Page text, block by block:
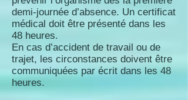
demi-journée d’absence. Un certificat
médical doit être présenté dans les
48 heures.
En cas d’accident de travail ou de
trajet, les circonstances doivent être
communiquées par écrit dans les 48
heures.